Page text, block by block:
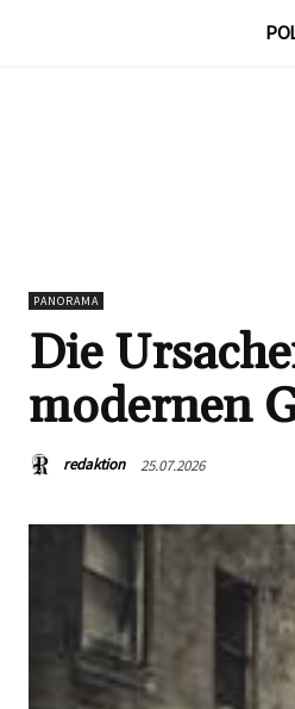
PANORAMA
Die
modernen
redaktion 25.07.2026